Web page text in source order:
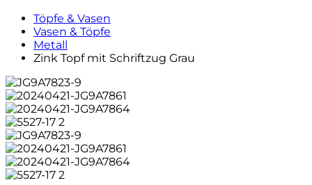
Töpfe & Vasen
Vasen & Töpfe
Metall
Zink Topf mit Schriftzug Grau